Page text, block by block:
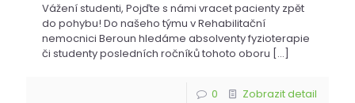
Vážení studenti, Pojďte s námi vracet pacienty zpět
do pohybu! Do našeho týmu v Rehabilitační
nemocnici Beroun hledáme absolventy fyzioterapie
či studenty posledních ročníků tohoto oboru […]
0 Zobrazit detail